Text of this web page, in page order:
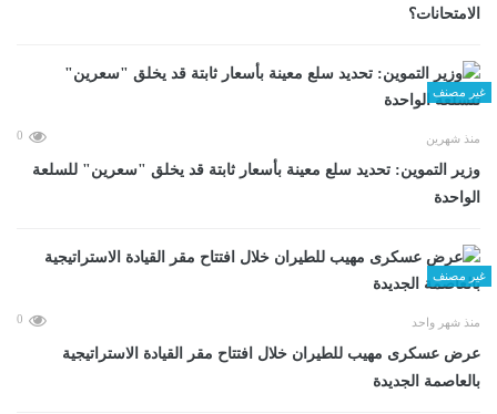
الامتحانات؟
غير مصنف
منذ شهرين 0
وزير التموين: تحديد سلع معينة بأسعار ثابتة قد يخلق "سعرين" للسلعة
الواحدة
غير مصنف
منذ شهر واحد 0
عرض عسكرى مهيب للطيران خلال افتتاح مقر القيادة الاستراتيجية
بالعاصمة الجديدة